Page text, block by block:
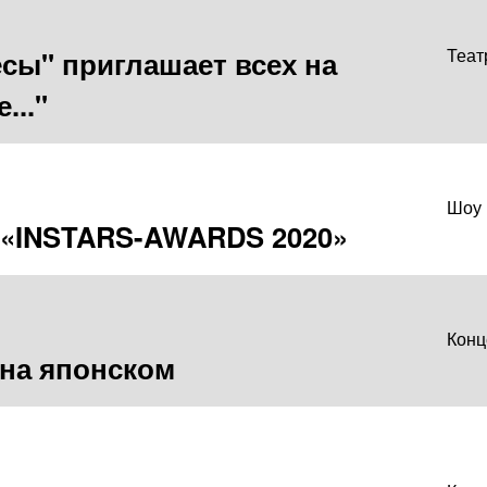
приглашает всех на
AWARDS 2020»
Шоу
японском